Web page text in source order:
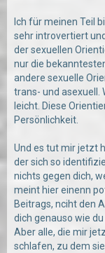
Ich für meinen Teil
sehr introvertiert
der sexuellen
nur die
andere sexuelle
trans- und asexuell.
leicht. Diese
Persönlichkeit.
Und es tut mir jetzt
der sich so
nichts gegen dich,
meint hier einenn
Beitrags, nciht den
dich genauso wie du
Aber alle, die mir
schlafen, zu dem